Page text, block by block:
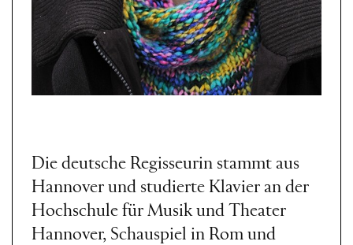
Die deutsche Regisseurin stammt aus
Hannover und studierte Klavier an der
Hochschule für Musik und Theater
Hannover, Schauspiel in Rom und